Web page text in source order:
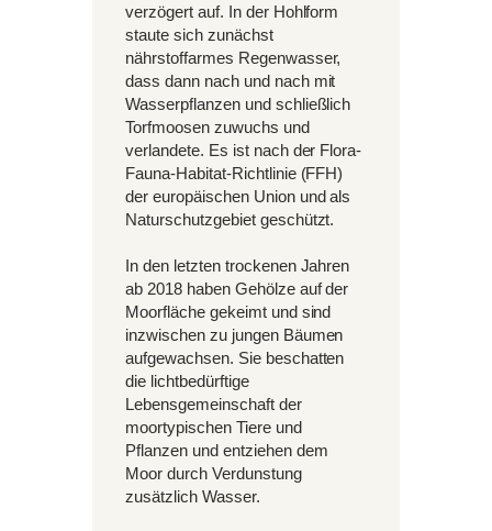
verzögert auf. In der Hohlform
staute sich zunächst
nährstoffarmes Regenwasser,
dass dann nach und nach mit
Wasserpflanzen und schließlich
Torfmoosen zuwuchs und
verlandete. Es ist nach der Flora-
Fauna-Habitat-Richtlinie (FFH)
der europäischen Union und als
Naturschutzgebiet geschützt.
In den letzten trockenen Jahren
ab 2018 haben Gehölze auf der
Moorfläche gekeimt und sind
inzwischen zu jungen Bäumen
aufgewachsen. Sie beschatten
die lichtbedürftige
Lebensgemeinschaft der
moortypischen Tiere und
Pflanzen und entziehen dem
Moor durch Verdunstung
zusätzlich Wasser.